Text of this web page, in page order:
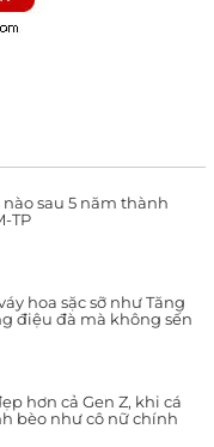
sau 5 năm thành
TP
hoa sặc sỡ như Tăng
điệu đà mà không sến
hơn cả Gen Z, khi cá
bèo như cô nữ chính